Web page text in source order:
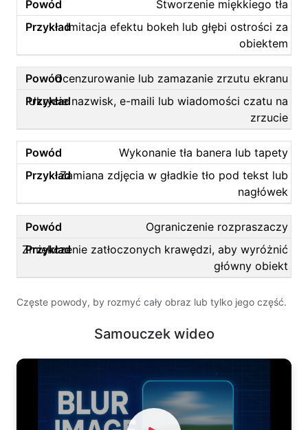
Stworzenie miękkiego tła
Imitacja efektu bokeh lub głębi ostrości za
obiektem
Ocenzurowanie lub zamazanie zrzutu ekranu
Ukrycie nazwisk, e-maili lub wiadomości czatu na
zrzucie
Wykonanie tła banera lub tapety
Zamiana zdjęcia w gładkie tło pod tekst lub
nagłówek
Ograniczenie rozpraszaczy
Zmiękczenie zatłoczonych krawędzi, aby wyróżnić
główny obiekt
Częste powody, by rozmyć cały obraz lub tylko jego część.
Samouczek wideo